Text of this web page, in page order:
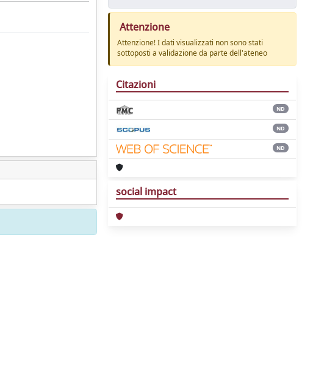
Attenzione
Attenzione! I dati visualizzati non sono stati
sottoposti a validazione da parte dell'ateneo
Citazioni
ND
ND
ND
social impact